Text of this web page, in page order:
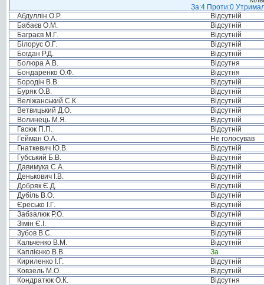
За:4 Проти:0
Абдуллін О.Р.
Відсутній
Бабаєв О.М.
Відсутній
Баграєв М.Г.
Відсутній
Білорус О.Г.
Відсутній
Богдан Р.Д.
Відсутній
Болюра А.В.
Відсутня
Бондаренко О.Ф.
Відсутня
Бородін В.В.
Відсутній
Буряк О.В.
Відсутній
Веліжанський С.К.
Відсутній
Ветвицький Д.О.
Відсутній
Волинець М.Я.
Відсутній
Гасюк П.П.
Відсутній
Гейман О.А.
Не голосував
Гнаткевич Ю.В.
Відсутній
Губський Б.В.
Відсутній
Давимука С.А.
Відсутній
Денькович І.В.
Відсутній
Добряк Є.Д.
Відсутній
Дубіль В.О.
Відсутній
Єресько І.Г.
Відсутній
Забзалюк Р.О.
Відсутній
Зімін Є.І.
Відсутній
Зубов В.С.
Відсутній
Кальченко В.М.
Відсутній
Каплієнко В.В.
За
Кириленко І.Г.
Відсутній
Ковзель М.О.
Відсутній
Кондратюк О.К.
Відсутня